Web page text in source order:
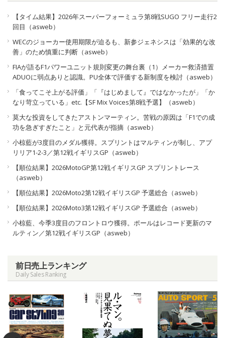
【タイム結果】2026年スーパーフォーミュラ第8戦SUGO フリー走行2
回目（asweb）
WECのジョーカー使用期限が迫るも、新参ジェネシスは「効果的な改
善」のため慎重に判断（asweb）
FIAが語るF1パワーユニット規則変更の舞台裏（1）メーカー救済措置
ADUOに弱点ありと認識。PU全体で評価する新制度を検討（asweb）
「食ってこそ上がる評価」「『はじめまして』ではなかったが」「か
なり苛立っている」etc.【SF Mix Voices第8戦予選】（asweb）
莫大な投資をしてきたアストンマーティン。苦戦の原因は「F1での成
功を急ぎすぎたこと」と元代表が指摘（asweb）
小椋藍が3度目のメダル獲得。スプリントはマルティンが制し、アプ
リリア1-2-3／第12戦イギリスGP（asweb）
【順位結果】2026MotoGP第12戦イギリスGP スプリントレース
（asweb）
【順位結果】2026Moto2第12戦イギリスGP 予選総合（asweb）
【順位結果】2026Moto3第12戦イギリスGP 予選総合（asweb）
小椋藍、今季3度目のフロントロウ獲得。ポールはレコード更新のマ
ルティン／第12戦イギリスGP（asweb）
前日売上ランキング
Daily Sales Ranking